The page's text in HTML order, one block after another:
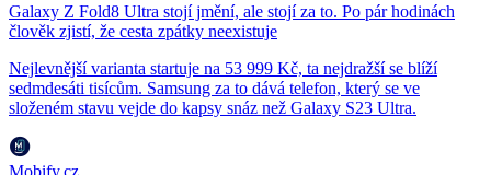
Galaxy Z Fold8 Ultra stojí jmění, ale stojí za to. Po pár hodinách
člověk zjistí, že cesta zpátky neexistuje
Nejlevnější varianta startuje na 53 999 Kč, ta nejdražší se blíží
sedmdesáti tisícům. Samsung za to dává telefon, který se ve
složeném stavu vejde do kapsy snáz než Galaxy S23 Ultra.
Mobify.cz